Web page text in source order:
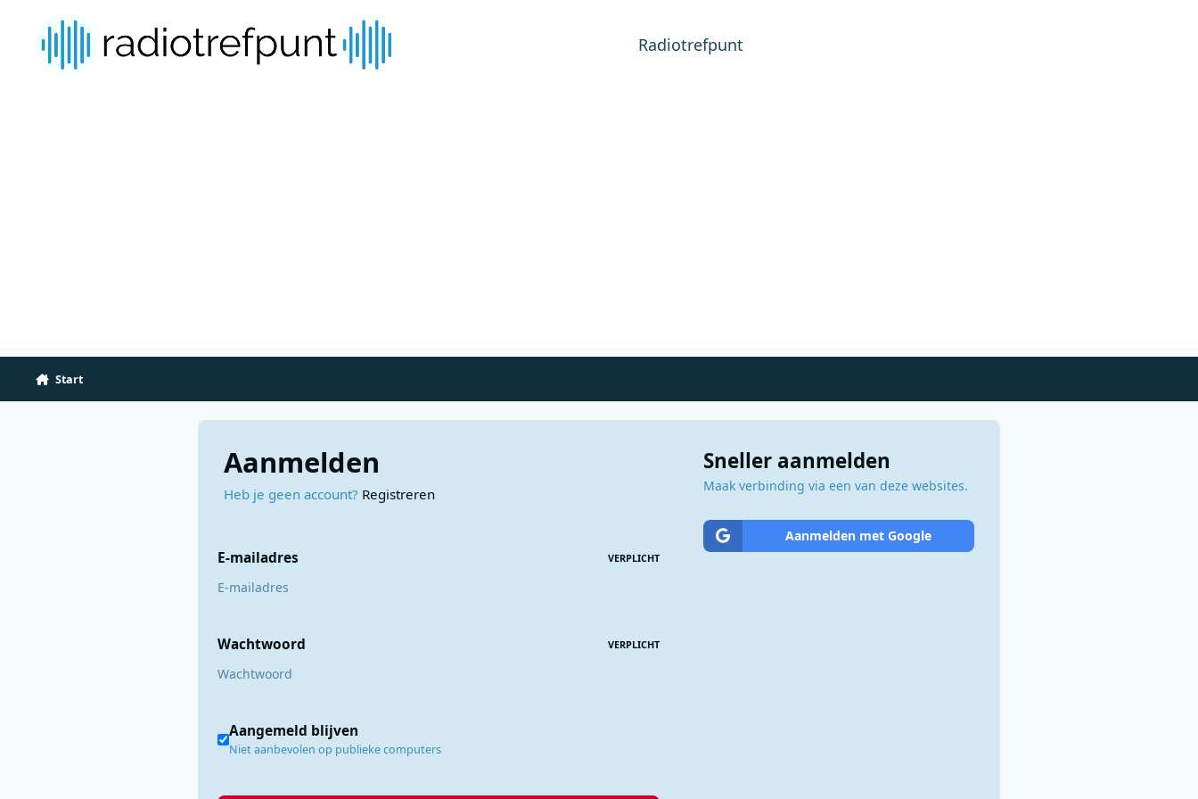
Radiotrefpunt
Start
Aanmelden
Heb je geen account? Registreren
E-mailadres VERPLICHT
Wachtwoord VERPLICHT
Aangemeld blijven
Niet aanbevolen op publieke computers
Sneller aanmelden
Maak verbinding via een van deze websites.
Aanmelden met Google